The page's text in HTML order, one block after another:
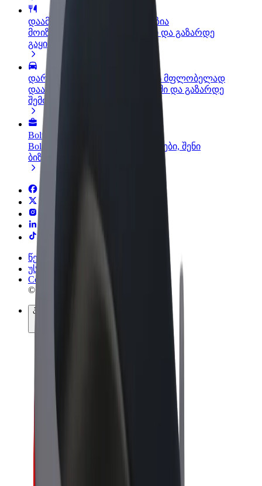
დაამატე რესტორანი ან მაღაზია
მოიზიდე მეტი მომხმარებელი და გაზარდე
გაყიდვები
დარეგისტრირდი ავტოპარკის მფლობელად
დაამატე შენი ავტოპარკი Bolt-ში და გაზარდე
შემოსავალი
Bolt ბიზნესისთვის
Bolt-ის პროდუქტები და სერვისები, შენი
ბიზნესისთვის
წესები და პირობები
უსაფრთხოება
Cookies
© 2026 Bolt Technology OÜ
პროდუქტები
Bolt Market
Bolt Food
Bolt Drive
Bolt ბიზნესისთვის